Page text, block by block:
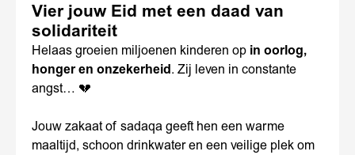
Vier jouw Eid met een daad van
solidariteit
Helaas groeien miljoenen kinderen op in oorlog,
honger en onzekerheid. Zij leven in constante
angst… 💔
Jouw zakaat of sadaqa geeft hen een warme
maaltijd, schoon drinkwater en een veilige plek om